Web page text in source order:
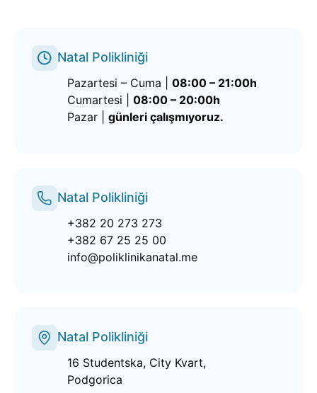
Natal Polikliniği
Pazartesi – Cuma | 08:00 – 21:00h
Cumartesi | 08:00 – 20:00h
Pazar | günleri çalışmıyoruz.
Natal Polikliniği
16 Studentska, City Kvart,
Podgorica
Natal Polikliniği
+382 20 273 273
+382 67 25 25 00
info@poliklinikanatal.me